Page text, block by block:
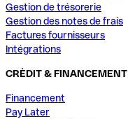
Gestion de trésorerie
Gestion des notes de frais
Factures fournisseurs
Intégrations
CRÈDIT & FINANCEMENT
Financement
Pay Later